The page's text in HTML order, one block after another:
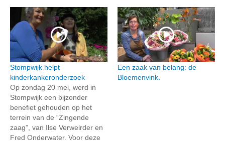
Stompwijk helpt
kinderkankeronderzoek
Op zondag 20 mei, werd in
Stompwijk een bijzonder
benefiet gehouden op het
terrein van de “Zingende
zaag”, van Ilse Verweirder en
Fred Onderwater. Voor deze
Een zaak van belang: de
Bloemenvink.